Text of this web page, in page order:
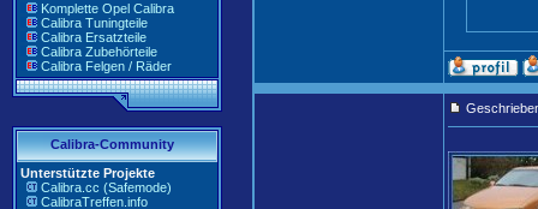
Komplette Opel Calibra
Calibra Tuningteile
Calibra Ersatzteile
Calibra Zubehörteile
Calibra Felgen / Räder
Calibra-Community
Unterstützte Projekte
Calibra.cc (Safemode)
CalibraTreffen.info